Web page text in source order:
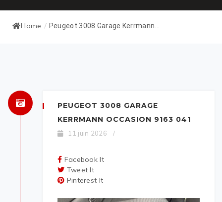
Home / Peugeot 3008 Garage Kerrmann...
PEUGEOT 3008 GARAGE
KERRMANN OCCASION 9163 041
11 juin 2026 /
Facebook It
Tweet It
Pinterest It